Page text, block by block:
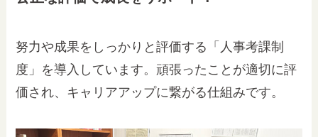
努力や成果をしっかりと評価する「人事考課制
度」を導入しています。頑張ったことが適切に評
価され、キャリアアップに繋がる仕組みです。